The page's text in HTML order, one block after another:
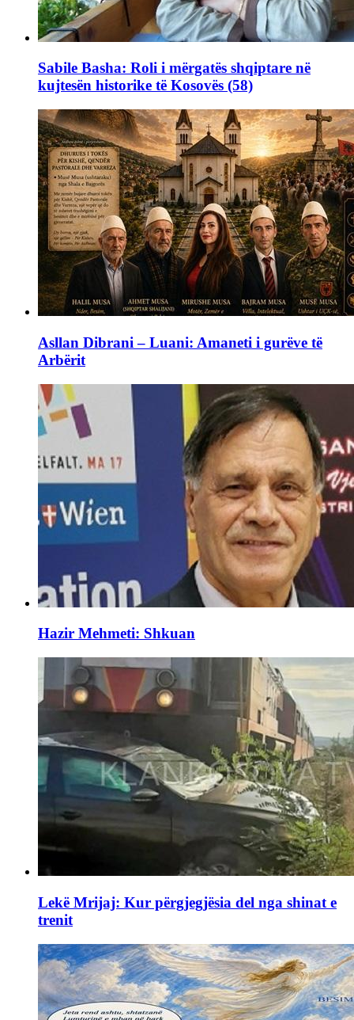
Sabile Basha: Roli i mërgatës shqiptare në
kujtesën historike të Kosovës (58)
Asllan Dibrani – Luani: Amaneti i gurëve të
Arbërit
Hazir Mehmeti: Shkuan
Lekë Mrijaj: Kur përgjegjësia del nga shinat e
trenit